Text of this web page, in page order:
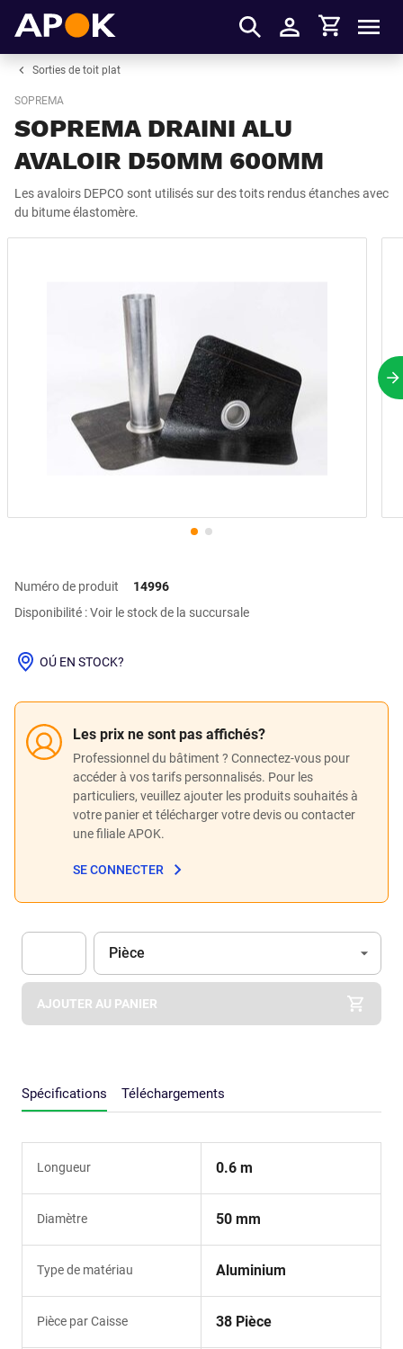
S'identifier
Panier
Sorties de toit plat
SOPREMA
SOPREMA DRAINI ALU
AVALOIR D50MM 600MM
Les avaloirs DEPCO sont utilisés sur des toits rendus étanches avec
du bitume élastomère.
Numéro de produit
14996
Disponibilité : Voir le stock de la succursale
Les prix ne sont pas affichés?
Professionnel du bâtiment ? Connectez-vous pour
accéder à vos tarifs personnalisés. Pour les
particuliers, veuillez ajouter les produits souhaités à
votre panier et télécharger votre devis ou contacter
une filiale APOK.
SE CONNECTER
OÚ EN STOCK?
Apok.Product.Detail.AddToCart.Quantity (Optionnel)
Unité
Pièce
AJOUTER AU PANIER
Spécifications Téléchargements
Longueur 0.6 m
Diamètre 50 mm
Type de matériau Aluminium
Pièce par Caisse 38 Pièce